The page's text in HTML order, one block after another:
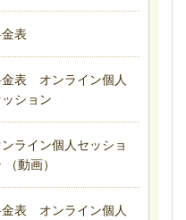
表
金表 オンライン個人
ッション
ンライン個人セッショ
（動画）
金表 オンライン個人